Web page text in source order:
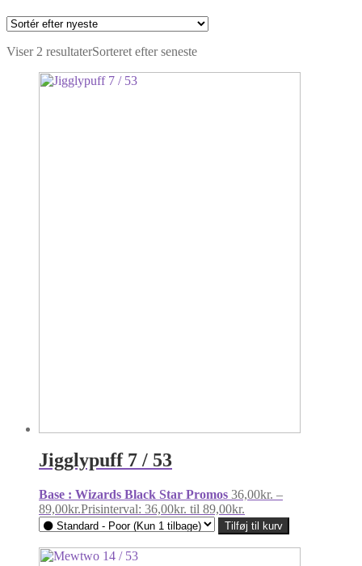
Viser 2 resultaterSorteret efter seneste
Jigglypuff 7 / 53
Base : Wizards Black Star Promos 36,00kr. –
89,00kr.Prisinterval: 36,00kr. til 89,00kr.
Tilføj til kurv